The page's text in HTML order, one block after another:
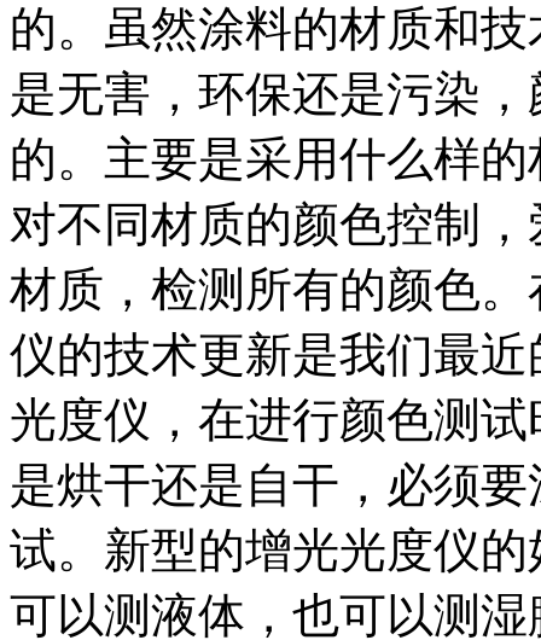
的。虽然涂料的材质和
是无害，环保还是污染
的。主要是采用什么样
对不同材质的颜色控制
材质，检测所有的颜色
仪的技术更新是我们最
光度仪，在进行颜色测
是烘干还是自干，必须
试。新型的增光光度仪
可以测液体，也可以测